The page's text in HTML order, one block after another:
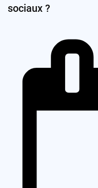
sociaux ?